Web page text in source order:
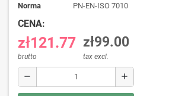
norma
PN-EN-ISO 7010
CENA:
zł121.77
brutto
zł99.00
tax excl.
remove add